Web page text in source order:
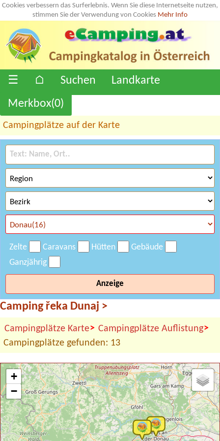
Cookies verbessern das Surferlebnis. Wenn Sie diese Internetseite nutzen,
stimmen Sie der Verwendung von Cookies Mehr Info
☰ ⌂ Suchen
Landkarte
Merkbox(0)
Campingplätze auf der Karte
Zelte Caravans Hütten
Gebäude
Ganzjährig
Anzeige
Camping řeka Dunaj >
Campingplätze Karte> Campingplätze Auflistung>
Campingplätze gefunden: 13
+
−